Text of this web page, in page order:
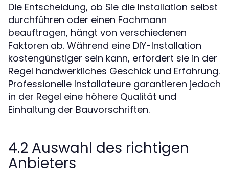
Die Entscheidung, ob Sie die Installation selbst
durchführen oder einen Fachmann
beauftragen, hängt von verschiedenen
Faktoren ab. Während eine DIY-Installation
kostengünstiger sein kann, erfordert sie in der
Regel handwerkliches Geschick und Erfahrung.
Professionelle Installateure garantieren jedoch
in der Regel eine höhere Qualität und
Einhaltung der Bauvorschriften.
4.2 Auswahl des richtigen
Anbieters